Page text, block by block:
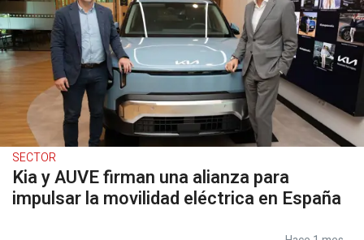
SECTOR
Kia y AUVE firman una alianza para
impulsar la movilidad eléctrica en España